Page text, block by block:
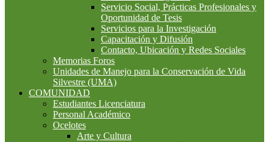
Servicio Social, Prácticas Profesionales y
Oportunidad de Tesis
Servicios para la Investigación
Capacitación y Difusión
Contacto, Ubicación y Redes Sociales
Memorias Foros
Unidades de Manejo para la Conservación de Vida
Silvestre (UMA)
COMUNIDAD
Estudiantes Licenciatura
Personal Académico
Ocelotes
Arte y Cultura